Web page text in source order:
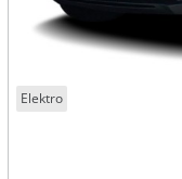
Elektro